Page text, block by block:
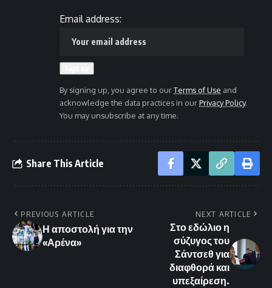
Email address:
By signing up, you agree to ourTerms of Use and
acknowledge the data practices in ourPrivacy Policy.
You may unsubscribe at any time.
Share This Article
PREVIOUS ARTICLE
Η αποστολή για την
«Αρένα»
NEXT ARTICLE
Στο εδώλιο η
σύζυγος του
Σάντσεθ για
διαφθορά και
υπεξαίρεση.